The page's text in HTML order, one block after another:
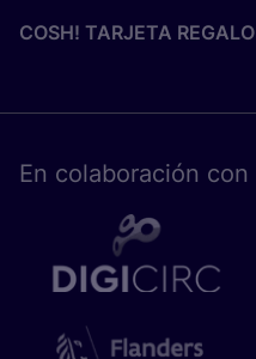
COSH! TARJETA REGALO
En cola­bo­ra­ción con